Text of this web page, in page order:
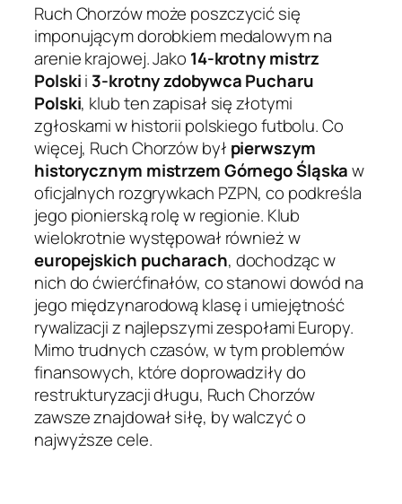
Ruch Chorzów może poszczycić się
imponującym dorobkiem medalowym na
arenie krajowej. Jako 14-krotny mistrz
Polskii 3-krotny zdobywca Pucharu
Polski, klub ten zapisał się złotymi
zgłoskami w historii polskiego futbolu. Co
więcej, Ruch Chorzów był pierwszym
historycznym mistrzem Górnego Śląskaw
oficjalnych rozgrywkach PZPN, co podkreśla
jego pionierską rolę w regionie. Klub
wielokrotnie występował również w
europejskich pucharach, dochodząc w
nich do ćwierćfinałów, co stanowi dowód na
jego międzynarodową klasę i umiejętność
rywalizacji z najlepszymi zespołami Europy.
Mimo trudnych czasów, w tym problemów
finansowych, które doprowadziły do
restrukturyzacji długu, Ruch Chorzów
zawsze znajdował siłę, by walczyć o
najwyższe cele.